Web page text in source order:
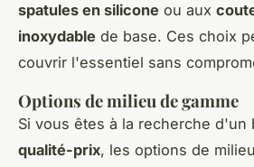
spatules en silicone ou aux
inoxydable de base. Ces choix
couvrir l'essentiel sans
Options de milieu de gamme
Si vous êtes à la recherche d'un
qualité-prix, les options de